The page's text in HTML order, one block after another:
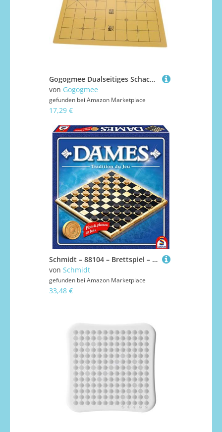
Gogogmee Dualseitiges Schach und Go Brett Tragbares Stabiles Spielbrett für Familie und Freunde Praktisches Kompaktes Reise Schachbrett für Brettspiel Liebhaber
von Gogogmee
gefunden bei Amazon Marketplace
17,29 €
Schmidt – 88104 – Brettspiel – Dame, Holz, Traditionell
von Schmidt
gefunden bei Amazon Marketplace
33,48 €